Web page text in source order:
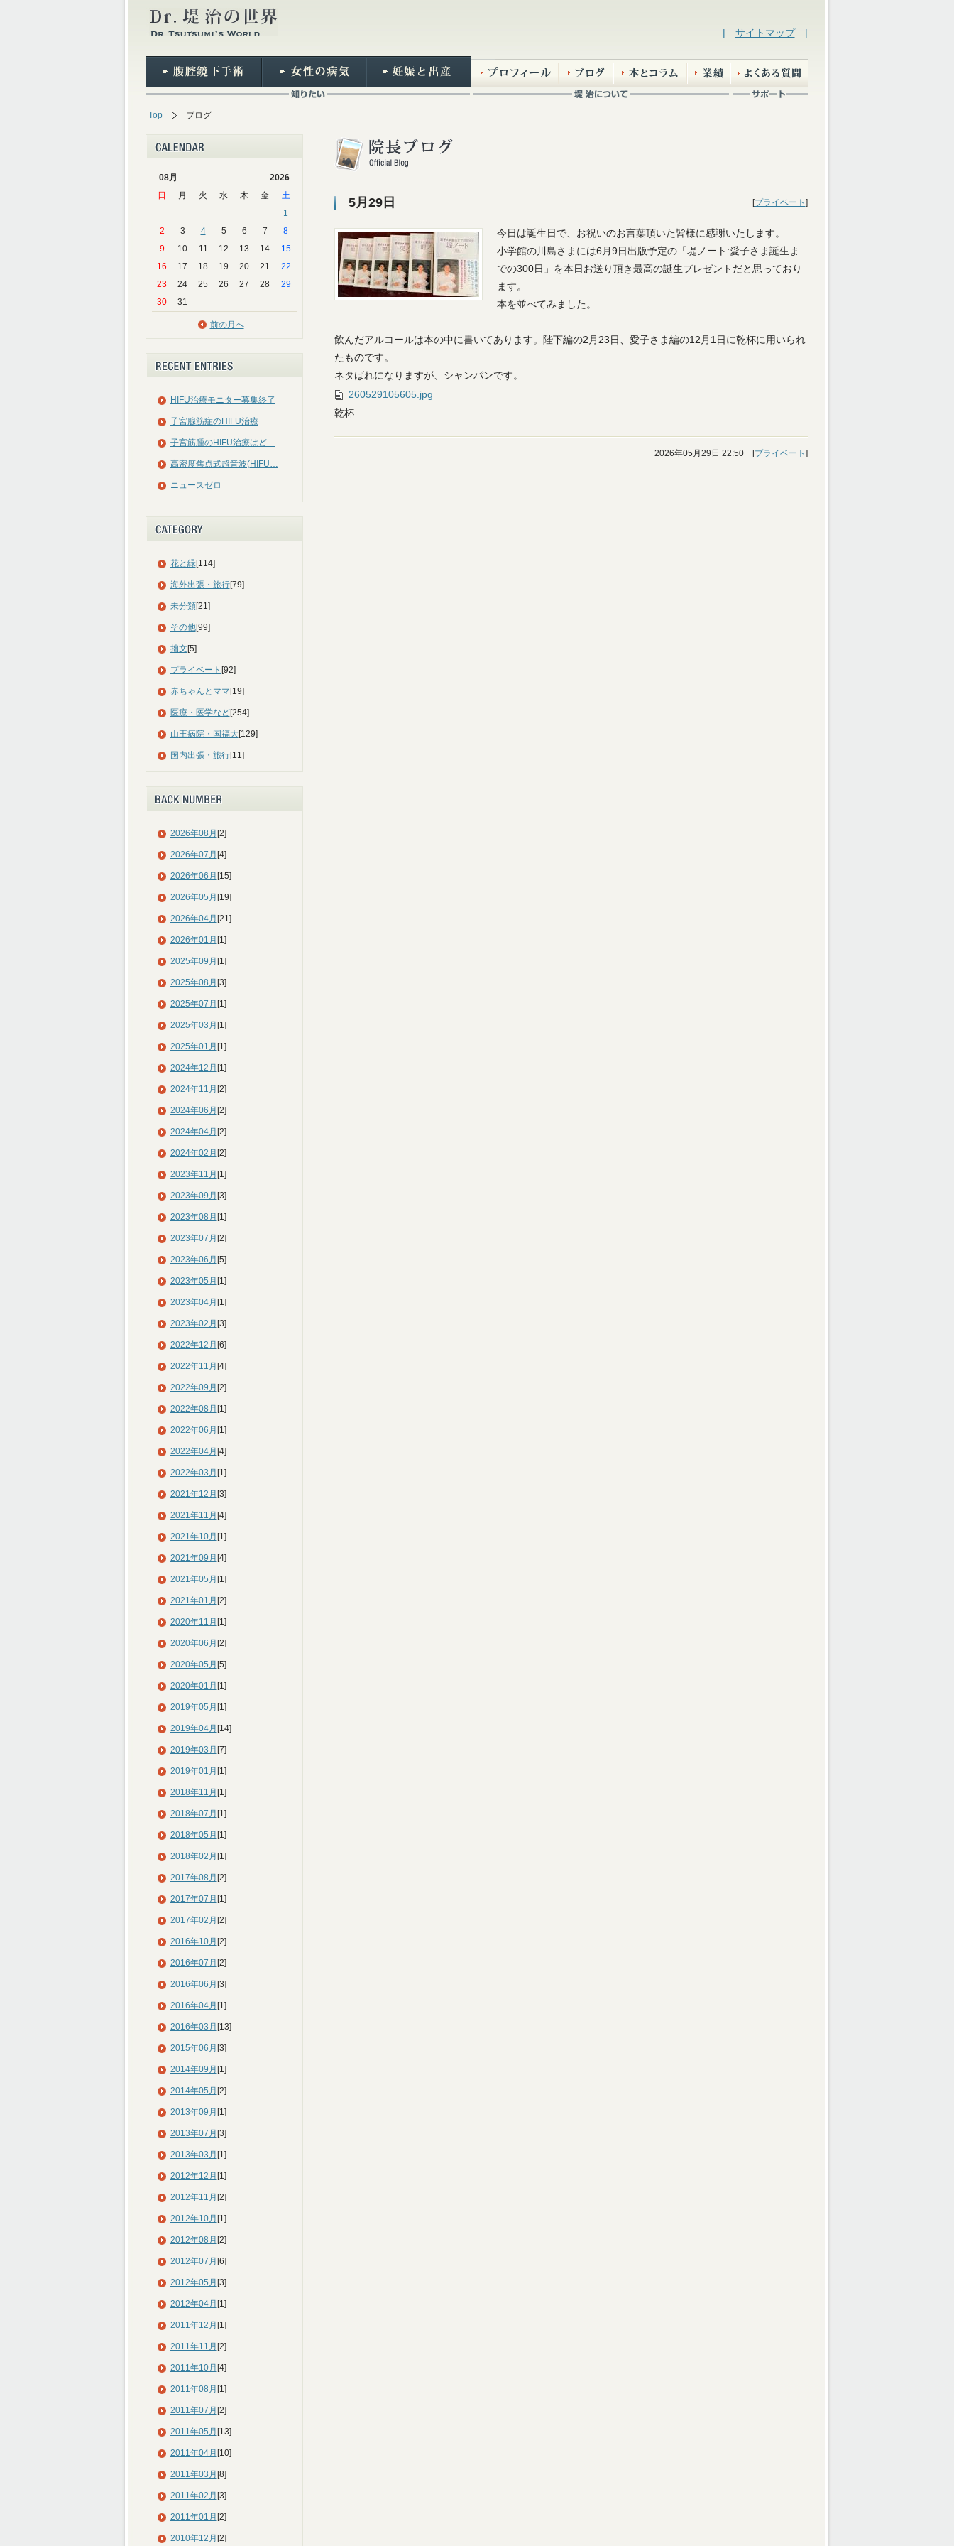
| サイトマップ|
Top ブログ
08月
2026
日
月 火 水 木 金
土
1
2
3 4 5 6 7
8
9
10 11 12 13 14
15
16
17 18 19 20 21
22
23
24 25 26 27 28
29
30
31
前の月へ
HIFU治療モニター募集終了
子宮腺筋症のHIFU治療
子宮筋腫のHIFU治療はど…
高密度焦点式超音波(HIFU…
ニュースゼロ
花と緑[114]
海外出張・旅行[79]
未分類[21]
その他[99]
拙文 [5]
プライベート [92]
赤ちゃんとママ [19]
医療・医学など[254]
山王病院・国福大[129]
国内出張・旅行[11]
2026年08月 [2]
2026年07月 [4]
2026年06月 [15]
2026年05月 [19]
2026年04月 [21]
2026年01月 [1]
2025年09月 [1]
2025年08月 [3]
2025年07月 [1]
2025年03月 [1]
2025年01月 [1]
2024年12月 [1]
2024年11月 [2]
2024年06月 [2]
2024年04月 [2]
2024年02月 [2]
2023年11月 [1]
2023年09月 [3]
2023年08月 [1]
2023年07月 [2]
2023年06月 [5]
2023年05月 [1]
2023年04月 [1]
2023年02月 [3]
2022年12月 [6]
2022年11月 [4]
2022年09月 [2]
2022年08月 [1]
2022年06月 [1]
2022年04月 [4]
2022年03月 [1]
2021年12月 [3]
2021年11月 [4]
2021年10月 [1]
2021年09月 [4]
2021年05月 [1]
2021年01月 [2]
2020年11月 [1]
2020年06月 [2]
2020年05月 [5]
2020年01月 [1]
2019年05月 [1]
2019年04月 [14]
2019年03月 [7]
2019年01月 [1]
2018年11月 [1]
2018年07月 [1]
2018年05月 [1]
2018年02月 [1]
2017年08月 [2]
2017年07月 [1]
2017年02月 [2]
2016年10月 [2]
2016年07月 [2]
2016年06月 [3]
2016年04月 [1]
2016年03月 [13]
2015年06月 [3]
2014年09月 [1]
2014年05月 [2]
2013年09月 [1]
2013年07月 [3]
2013年03月 [1]
2012年12月 [1]
2012年11月 [2]
2012年10月 [1]
2012年08月 [2]
2012年07月 [6]
2012年05月 [3]
2012年04月 [1]
2011年12月 [1]
2011年11月 [2]
2011年10月 [4]
2011年08月 [1]
2011年07月 [2]
2011年05月 [13]
2011年04月 [10]
2011年03月 [8]
2011年02月 [3]
2011年01月 [2]
2010年12月 [2]
5月29日 [プライベート ]
今日は誕生日で、お祝いのお言葉頂いた皆様に感謝いたします。
小学館の川島さまには6月9日出版予定の「堤ノート:愛子さま誕生ま
での300日」を本日お送り頂き最高の誕生プレゼントだと思っており
ます。
本を並べてみました。
飲んだアルコールは本の中に書いてあります。陛下編の2月23日、愛子さま編の12月1日に乾杯に用いられ
たものです。
ネタばれになりますが、シャンパンです。
260529105605.jpg
乾杯
2026年05月29日 22:50 [プライベート ]